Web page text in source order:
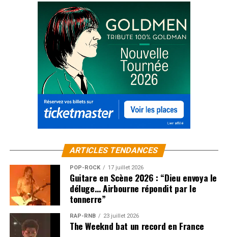
ARTICLES TENDANCES
POP-ROCK 17 juillet 2026
Guitare en Scène 2026 : “Dieu envoya le
déluge… Airbourne répondit par le
tonnerre”
RAP-RNB 23 juillet 2026
The Weeknd bat un record en France